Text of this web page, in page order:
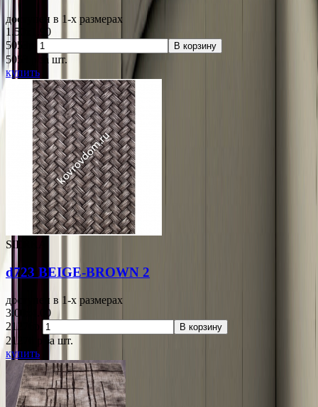
доступен в 1-x размерах
1.50x1.90
5053р.
В корзину
5053
за шт.
купить
SIERRA
d723 BEIGE-BROWN 2
доступен в 1-x размерах
3.00x4.00
21276р.
В корзину
21276
за шт.
купить